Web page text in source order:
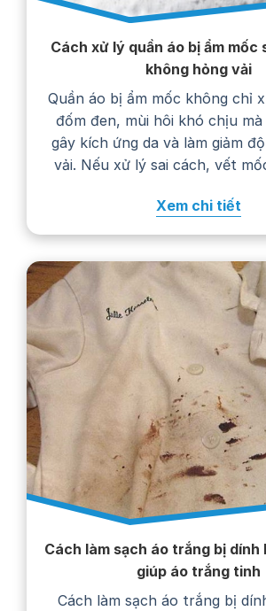
Cách xử lý quần áo bị ẩm mốc
không hỏng vải
Quần áo bị ẩm mốc không chỉ
đốm đen, mùi hôi khó chịu
gây kích ứng da và làm giảm
vải. Nếu xử lý sai cách, vết
nhanh hư hỏng. Trong
Xem chi tiết
Cách làm sạch áo trắng bị dính
giúp áo trắng tinh
Cách làm sạch áo trắng bị